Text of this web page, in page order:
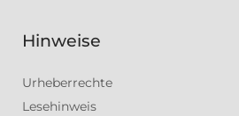
Hinweise
Urheberrechte
Lesehinweis